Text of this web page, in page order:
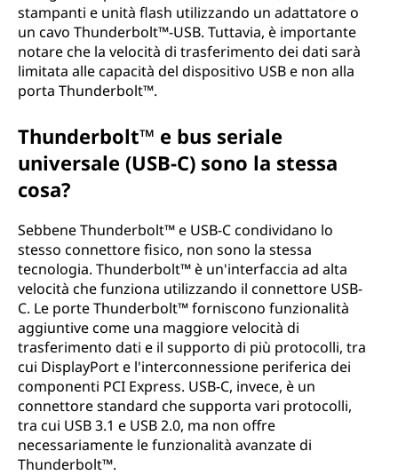
stampanti e unità flash utilizzando un adattatore o
un cavo Thunderbolt™-USB. Tuttavia, è importante
notare che la velocità di trasferimento dei dati sarà
limitata alle capacità del dispositivo USB e non alla
porta Thunderbolt™.
Thunderbolt™ e bus seriale
universale (USB-C) sono la stessa
cosa?
Sebbene Thunderbolt™ e USB-C condividano lo
stesso connettore fisico, non sono la stessa
tecnologia. Thunderbolt™ è un'interfaccia ad alta
velocità che funziona utilizzando il connettore USB-
C. Le porte Thunderbolt™ forniscono funzionalità
aggiuntive come una maggiore velocità di
trasferimento dati e il supporto di più protocolli, tra
cui DisplayPort e l'interconnessione periferica dei
componenti PCI Express. USB-C, invece, è un
connettore standard che supporta vari protocolli,
tra cui USB 3.1 e USB 2.0, ma non offre
necessariamente le funzionalità avanzate di
Thunderbolt™.